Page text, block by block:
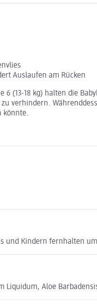
Auslaufen am Rücken
6 (13-18 kg) halten die
zu verhindern.
könnte.
und Kindern fernhalten
Liquidum, Aloe